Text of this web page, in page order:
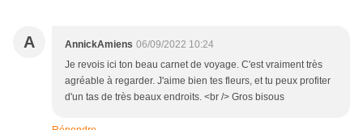
A AnnickAmiens 06/09/2022 10:24
Je revois ici ton beau carnet de voyage. C'est vraiment très
agréable à regarder. J'aime bien tes fleurs, et tu peux profiter
d'un tas de très beaux endroits. <br /> Gros bisous